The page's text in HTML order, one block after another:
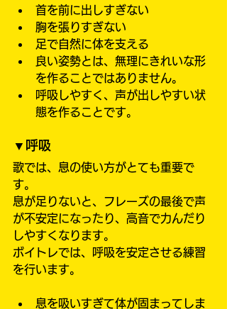
首を前に出しすぎない
胸を張りすぎない
足で自然に体を支える
良い姿勢とは、無理にきれいな形
を作ることではありません。
呼吸しやすく、声が出しやすい状
態を作ることです。
▼呼吸
歌では、息の使い方がとても重要で
す。
息が足りないと、フレーズの最後で声
が不安定になったり、高音で力んだり
しやすくなります。
ボイトレでは、呼吸を安定させる練習
を行います。
息を吸いすぎて体が固まってしま